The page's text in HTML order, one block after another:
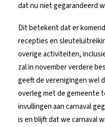
dat nu niet gegarandeerd
Dit betekent dat er
recepties en
overige activiteiten,
zal in november verdere
geeft de verenigingen wel
overleg met de gemeente
invullingen aan carnaval
is en blijft dat we carnaval